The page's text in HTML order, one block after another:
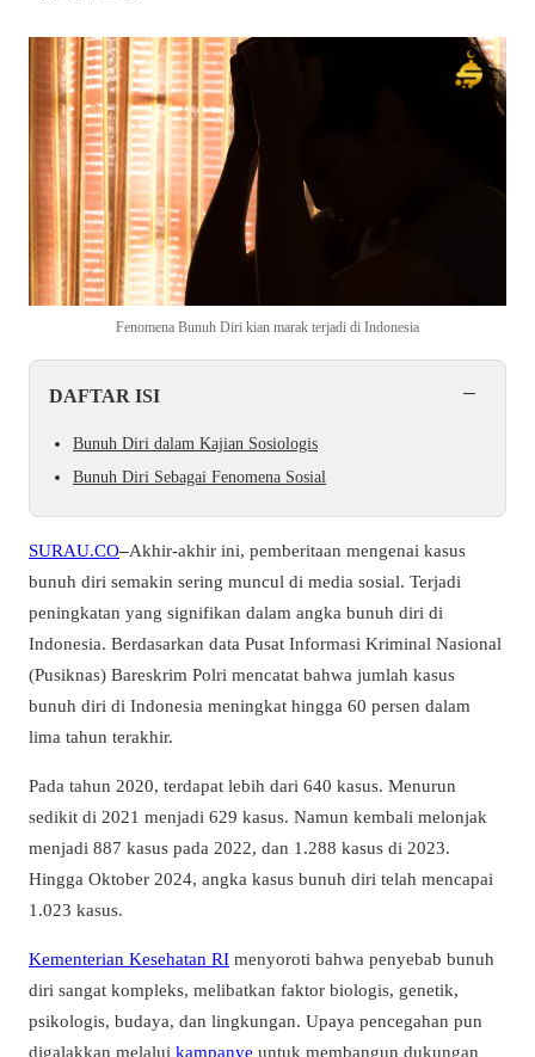
Fenomena Bunuh Diri kian marak terjadi di Indonesia
DAFTAR ISI −
Bunuh Diri dalam Kajian Sosiologis
Bunuh Diri Sebagai Fenomena Sosial
SURAU.CO–Akhir-akhir ini, pemberitaan mengenai kasus
bunuh diri semakin sering muncul di media sosial. Terjadi
peningkatan yang signifikan dalam angka bunuh diri di
Indonesia. Berdasarkan data Pusat Informasi Kriminal Nasional
(Pusiknas) Bareskrim Polri mencatat bahwa jumlah kasus
bunuh diri di Indonesia meningkat hingga 60 persen dalam
lima tahun terakhir.
Pada tahun 2020, terdapat lebih dari 640 kasus. Menurun
sedikit di 2021 menjadi 629 kasus. Namun kembali melonjak
menjadi 887 kasus pada 2022, dan 1.288 kasus di 2023.
Hingga Oktober 2024, angka kasus bunuh diri telah mencapai
1.023 kasus.
Kementerian Kesehatan RI menyoroti bahwa penyebab bunuh
diri sangat kompleks, melibatkan faktor biologis, genetik,
psikologis, budaya, dan lingkungan. Upaya pencegahan pun
digalakkan melalui kampanye untuk membangun dukungan